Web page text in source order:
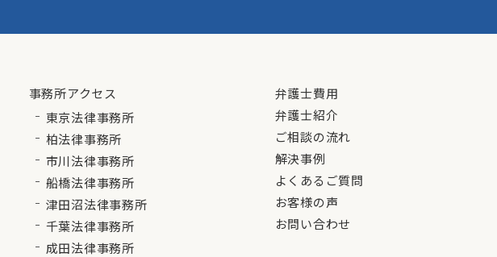
事務所アクセス
東京法律事務所
柏法律事務所
市川法律事務所
船橋法律事務所
津田沼法律事務所
千葉法律事務所
成田法律事務所
弁護士費用
弁護士紹介
ご相談の流れ
解決事例
よくあるご質問
お客様の声
お問い合わせ